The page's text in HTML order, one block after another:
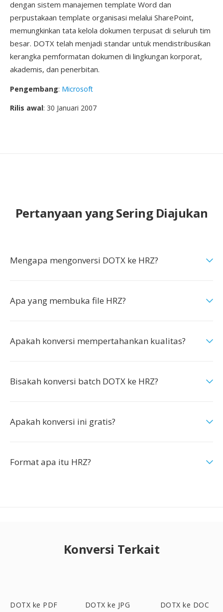
dengan sistem manajemen template Word dan
perpustakaan template organisasi melalui SharePoint,
memungkinkan tata kelola dokumen terpusat di seluruh tim
besar. DOTX telah menjadi standar untuk mendistribusikan
kerangka pemformatan dokumen di lingkungan korporat,
akademis, dan penerbitan.
Pengembang: Microsoft
Rilis awal: 30 Januari 2007
Pertanyaan yang Sering Diajukan
Mengapa mengonversi DOTX ke HRZ?
Apa yang membuka file HRZ?
Apakah konversi mempertahankan kualitas?
Bisakah konversi batch DOTX ke HRZ?
Apakah konversi ini gratis?
Format apa itu HRZ?
Konversi Terkait
DOTX ke PDF DOTX ke JPG DOTX ke DOC